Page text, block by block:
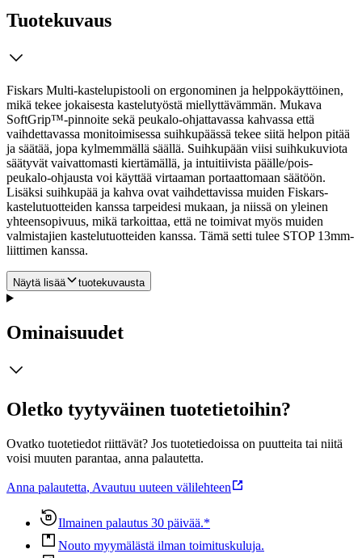
Tuotekuvaus
Fiskars Multi-kastelupistooli on ergonominen ja helppokäyttöinen,
mikä tekee jokaisesta kastelutyöstä miellyttävämmän. Mukava
SoftGrip™-pinnoite sekä peukalo-ohjattavassa kahvassa että
vaihdettavassa monitoimisessa suihkupäässä tekee siitä helpon pitää
ja säätää, jopa kylmemmällä säällä. Suihkupään viisi suihkukuviota
säätyvät vaivattomasti kiertämällä, ja intuitiivista päälle/pois-
peukalo-ohjausta voi käyttää virtaaman portaattomaan säätöön.
Lisäksi suihkupää ja kahva ovat vaihdettavissa muiden Fiskars-
kastelutuotteiden kanssa tarpeidesi mukaan, ja niissä on yleinen
yhteensopivuus, mikä tarkoittaa, että ne toimivat myös muiden
valmistajien kastelutuotteiden kanssa. Tämä setti tulee STOP 13mm-
liittimen kanssa.
Näytä lisää tuotekuvausta
Ominaisuudet
Oletko tyytyväinen tuotetietoihin?
Ovatko tuotetiedot riittävät? Jos tuotetiedoissa on puutteita tai niitä
voisi muuten parantaa, anna palautetta.
Anna palautetta, Avautuu uuteen välilehteen
Ilmainen palautus 30 päivää.*
Nouto myymälästä ilman toimituskuluja.